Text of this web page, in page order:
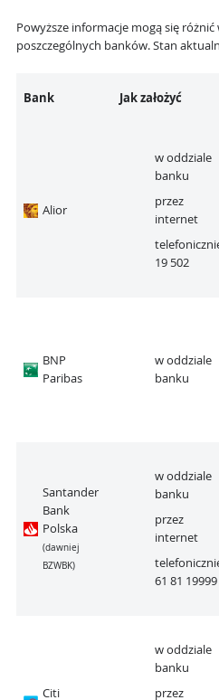
Powyższe informacje mogą się
poszczególnych banków. Stan
Bank Jak założyć
Alior
w oddziale
banku
przez
internet
19 502
BNP
Paribas
w oddziale
banku
Santander
Bank
Polska
(dawniej
BZWBK)
w oddziale
banku
przez
internet
61 81 19999
Citi
w oddziale
banku
przez